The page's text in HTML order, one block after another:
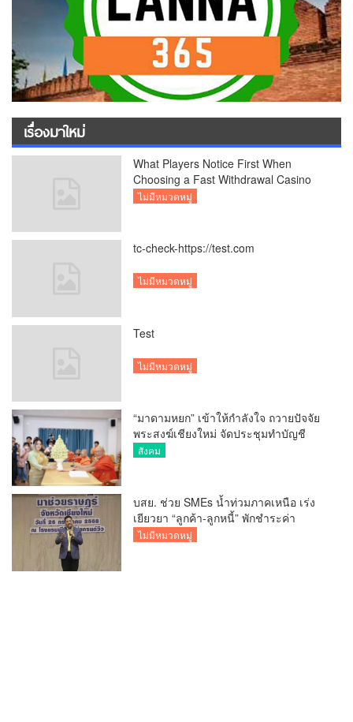
เรื่องมาใหม่
What Players Notice First When
Choosing a Fast Withdrawal Casino
UK
ไม่มีหมวดหมู่
tc-check-https://test.com
ไม่มีหมวดหมู่
Test
ไม่มีหมวดหมู่
“มาดามหยก” เข้าให้กำลังใจ ถวายปัจจัย
พระสงฆ์เชียงใหม่ จัดประชุมทำบัญชี
รายรับรายจ่ายของวัด กว่า 300 รูป ที่วัด
สังคม
บสย. ช่วย SMEs น้ำท่วมภาคเหนือ เร่ง
เยียวยา “ลูกค้า-ลูกหนี้” พักชำระค่า
ธรรมเนียม-ค่างวด
ไม่มีหมวดหมู่